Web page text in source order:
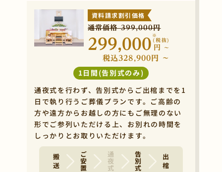
資料請求割引価格
通常価格 399,000円
299,000
※
円
(税抜)
~
税込328,900円 ~
1日間(告別式のみ)
通夜式を行わず、告別式からご出棺までを1
日で執り行うご葬儀プランです。ご高齢の
方や遠方からお越しの方にもご無理のない
形でご参列いただける上、お別れの時間を
しっかりとお取りいただけます。
搬 送 ご安置 通夜式 告別式 出 棺